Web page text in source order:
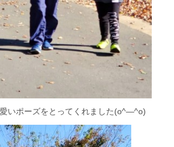
いポーズをとってくれました(o^―^o)